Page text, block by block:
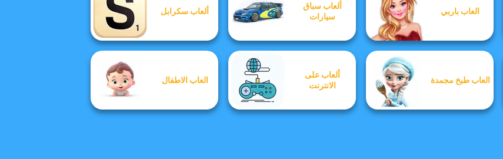
العاب باربي
ألعاب سباق
سيارات
ألعاب سكرابل
العاب طبخ مجمدة
ألعاب على
الانترنت
العاب الاطفال